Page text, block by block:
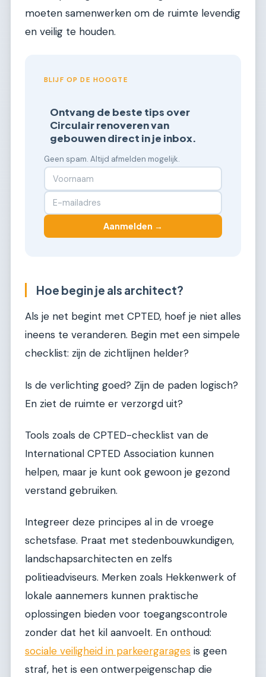
moeten samenwerken om de ruimte levendig
en veilig te houden.
BLIJF OP DE HOOGTE
Ontvang de beste tips over
Circulair renoveren van
gebouwen direct in je inbox.
Geen spam. Altijd afmelden mogelijk.
Aanmelden →
Hoe begin je als architect?
Als je net begint met CPTED, hoef je niet alles
ineens te veranderen. Begin met een simpele
checklist: zijn de zichtlijnen helder?
Is de verlichting goed? Zijn de paden logisch?
En ziet de ruimte er verzorgd uit?
Tools zoals de CPTED-checklist van de
International CPTED Association kunnen
helpen, maar je kunt ook gewoon je gezond
verstand gebruiken.
Integreer deze principes al in de vroege
schetsfase. Praat met stedenbouwkundigen,
landschapsarchitecten en zelfs
politieadviseurs. Merken zoals Hekkenwerk of
lokale aannemers kunnen praktische
oplossingen bieden voor toegangscontrole
zonder dat het kil aanvoelt. En onthoud:
sociale veiligheid in parkeergarages is geen
straf, het is een ontwerpeigenschap die